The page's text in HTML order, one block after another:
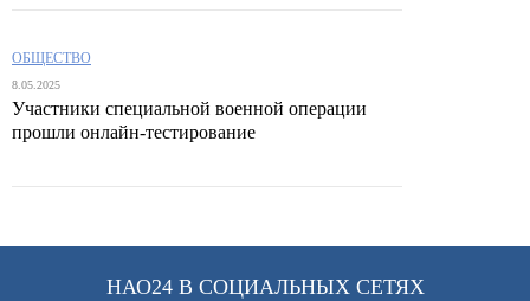
ОБЩЕСТВО
8.05.2025
Участники специальной военной операции
прошли онлайн-тестирование
НАО24 В СОЦИАЛЬНЫХ СЕТЯХ